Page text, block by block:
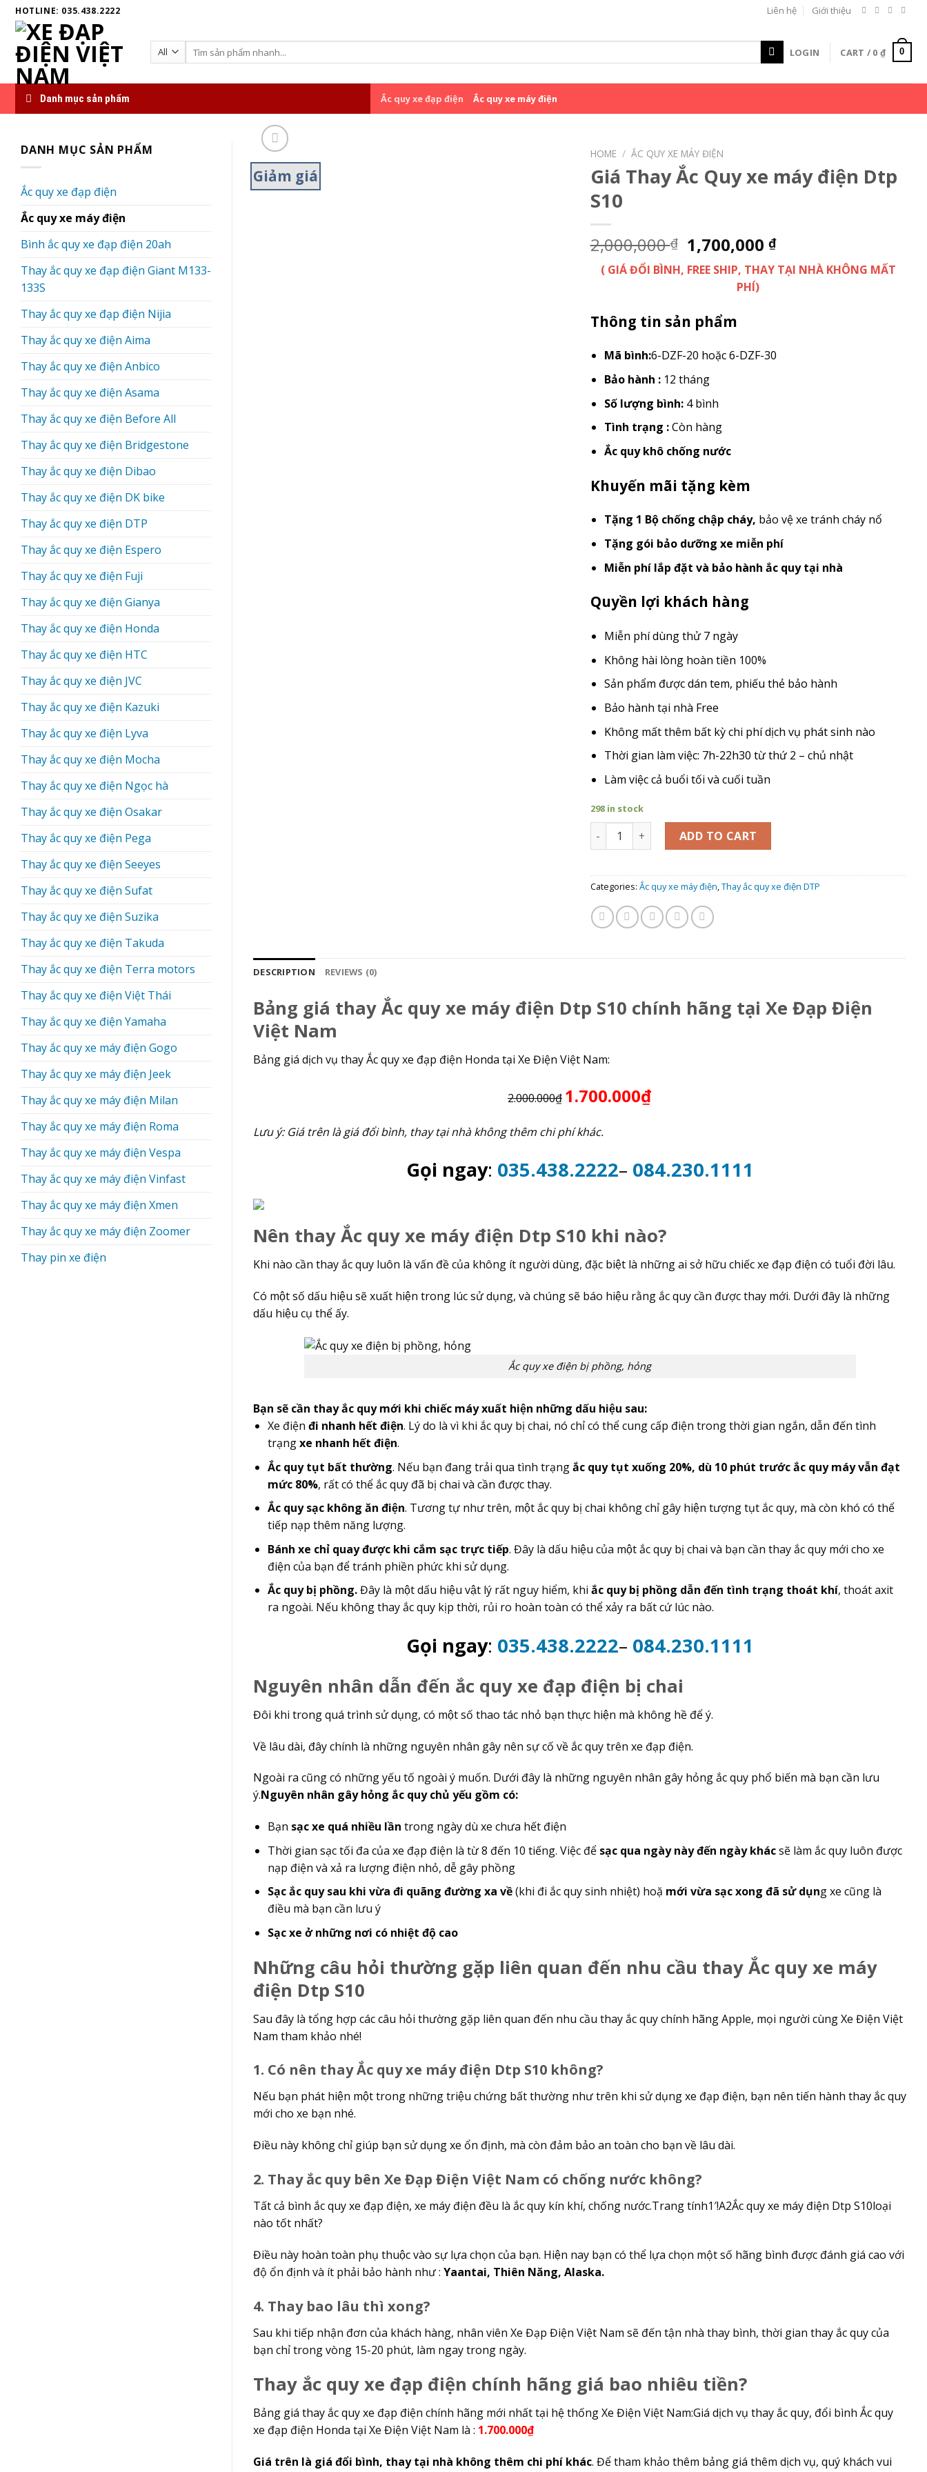
Skip
content
HOTLINE: 035.438.2222 Liên hệ Giới thiệu
Search
for:
LOGIN CART / 0 ₫ 0
Danh mục sản phẩm Ắc quy xe đạp điện Ắc quy xe máy điện
DANH MỤC SẢN PHẨM
Ắc quy xe đạp điện
Ắc quy xe máy điện
Bình ắc quy xe đạp điện 20ah
Thay ắc quy xe đạp điện Giant M133-
133S
Thay ắc quy xe đạp điện Nijia
Thay ắc quy xe điện Aima
Thay ắc quy xe điện Anbico
Thay ắc quy xe điện Asama
Thay ắc quy xe điện Before All
Thay ắc quy xe điện Bridgestone
Thay ắc quy xe điện Dibao
Thay ắc quy xe điện DK bike
Thay ắc quy xe điện DTP
Thay ắc quy xe điện Espero
Thay ắc quy xe điện Fuji
Thay ắc quy xe điện Gianya
Thay ắc quy xe điện Honda
Thay ắc quy xe điện HTC
Thay ắc quy xe điện JVC
Thay ắc quy xe điện Kazuki
Thay ắc quy xe điện Lyva
Thay ắc quy xe điện Mocha
Thay ắc quy xe điện Ngọc hà
Thay ắc quy xe điện Osakar
Thay ắc quy xe điện Pega
Thay ắc quy xe điện Seeyes
Thay ắc quy xe điện Sufat
Thay ắc quy xe điện Suzika
Thay ắc quy xe điện Takuda
Thay ắc quy xe điện Terra motors
Thay ắc quy xe điện Việt Thái
Thay ắc quy xe điện Yamaha
Thay ắc quy xe máy điện Gogo
Thay ắc quy xe máy điện Jeek
Thay ắc quy xe máy điện Milan
Thay ắc quy xe máy điện Roma
Thay ắc quy xe máy điện Vespa
Thay ắc quy xe máy điện Vinfast
Thay ắc quy xe máy điện Xmen
Thay ắc quy xe máy điện Zoomer
Thay pin xe điện
Giảm giá
HOME / ẮC QUY XE MÁY ĐIỆN
Giá Thay Ắc Quy xe máy điện Dtp
S10
2,000,000₫ 1,700,000 ₫
( GIÁ ĐỔI BÌNH, FREE SHIP, THAY TẠI NHÀ KHÔNG MẤT
PHÍ)
Thông tin sản phẩm
Mã bình:6-DZF-20 hoặc 6-DZF-30
Bảo hành : 12 tháng
Số lượng bình: 4 bình
Tình trạng :Còn hàng
Ắc quy khô chống nước
Khuyến mãi tặng kèm
Tặng 1 Bộ chống chập cháy, bảo vệ xe tránh cháy nổ
Tặng gói bảo dưỡng xe miễn phí
Miễn phí lắp đặt và bảo hành ắc quy tại nhà
Quyền lợi khách hàng
Miễn phí dùng thử 7 ngày
Không hài lòng hoàn tiền 100%
Sản phẩm được dán tem, phiếu thẻ bảo hành
Bảo hành tại nhà Free
Không mất thêm bất kỳ chi phí dịch vụ phát sinh nào
Thời gian làm việc: 7h-22h30 từ thứ 2 – chủ nhật
Làm việc cả buổi tối và cuối tuần
298 in stock
Giá Thay Ắc Quy xe máy điện Dtp S10 quantity
ADD TO CART
Categories: Ắc quy xe máy điện,Thay ắc quy xe điện DTP
DESCRIPTION REVIEWS (0)
Bảng giá thay Ắc quy xe máy điện Dtp S10 chính hãng tại Xe Đạp Điện
Việt Nam
Bảng giá dịch vụ thay Ắc quy xe đạp điện Honda tại Xe Điện Việt Nam:
2.000.000₫ 1.700.000₫
Lưu ý: Giá trên là giá đổi bình, thay tại nhà không thêm chi phí khác.
Gọi ngay: 035.438.2222– 084.230.1111
Nên thay Ắc quy xe máy điện Dtp S10 khi nào?
Khi nào cần thay ắc quy luôn là vấn đề của không ít người dùng, đặc biệt là những ai sở hữu chiếc xe đạp điện có tuổi đời lâu.
Có một số dấu hiệu sẽ xuất hiện trong lúc sử dụng, và chúng sẽ báo hiệu rằng ắc quy cần được thay mới. Dưới đây là những
dấu hiệu cụ thể ấy.
Ắc quy xe điện bị phồng, hỏng
Bạn sẽ cần thay ắc quy mới khi chiếc máy xuất hiện những dấu hiệu sau:
Xe điện đi nhanh hết điện. Lý do là vì khi ắc quy bị chai, nó chỉ có thể cung cấp điện trong thời gian ngắn, dẫn đến tình
trạngxe nhanh hết điện.
Ắc quy tụt bất thường. Nếu bạn đang trải qua tình trạngắc quy tụt xuống 20%, dù 10 phút trước ắc quy máy vẫn đạt
mức 80%, rất có thể ắc quy đã bị chai và cần được thay.
Ắc quy sạc không ăn điện. Tương tự như trên, một ắc quy bị chai không chỉ gây hiện tượng tụt ắc quy, mà còn khó có thể
tiếp nạp thêm năng lượng.
Bánh xe chỉ quay được khi cắm sạc trực tiếp. Đây là dấu hiệu của một ắc quy bị chai và bạn cần thay ắc quy mới cho xe
điện của bạn để tránh phiền phức khi sử dụng.
Ắc quy bị phồng.Đây là một dấu hiệu vật lý rất nguy hiểm, khi ắc quy bị phồng dẫn đến tình trạng thoát khí, thoát axit
ra ngoài. Nếu không thay ắc quy kịp thời, rủi ro hoàn toàn có thể xảy ra bất cứ lúc nào.
Gọi ngay: 035.438.2222– 084.230.1111
Nguyên nhân dẫn đến ắc quy xe đạp điện bị chai
Đôi khi trong quá trình sử dụng, có một số thao tác nhỏ bạn thực hiện mà không hề để ý.
Về lâu dài, đây chính là những nguyên nhân gây nên sự cố về ắc quy trên xe đạp điện.
Ngoài ra cũng có những yếu tố ngoài ý muốn. Dưới đây là những nguyên nhân gây hỏng ắc quy phổ biến mà bạn cần lưu
ý.Nguyên nhân gây hỏng ắc quy chủ yếu gồm có:
Bạn sạc xe quá nhiều lần trong ngày dù xe chưa hết điện
Thời gian sạc tối đa của xe đạp điện là từ 8 đến 10 tiếng. Việc đểsạc qua ngày này đến ngày khácsẽ làm ắc quy luôn được
nạp điện và xả ra lượng điện nhỏ, dễ gây phồng
Sạc ắc quy sau khi vừa đi quãng đường xa về(khi đi ắc quy sinh nhiệt) hoặ mới vừa sạc xong đã sử dụng xe cũng là
điều mà bạn cần lưu ý
Sạc xe ở những nơi có nhiệt độ cao
Những câu hỏi thường gặp liên quan đến nhu cầu thay Ắc quy xe máy
điện Dtp S10
Sau đây là tổng hợp các câu hỏi thường gặp liên quan đến nhu cầu thay ắc quy chính hãng Apple, mọi người cùng Xe Điện Việt
Nam tham khảo nhé!
1. Có nên thay Ắc quy xe máy điện Dtp S10 không?
Nếu bạn phát hiện một trong những triệu chứng bất thường như trên khi sử dụng xe đạp điện, bạn nên tiến hành thay ắc quy
mới cho xe bạn nhé.
Điều này không chỉ giúp bạn sử dụng xe ổn định, mà còn đảm bảo an toàn cho bạn về lâu dài.
2. Thay ắc quy bên Xe Đạp Điện Việt Nam có chống nước không?
Tất cả bình ắc quy xe đạp điện, xe máy điện đều là ắc quy kín khí, chống nước.Trang tính1′!A2Ắc quy xe máy điện Dtp S10loại
nào tốt nhất?
Điều này hoàn toàn phụ thuộc vào sự lựa chọn của bạn. Hiện nay bạn có thể lựa chọn một số hãng bình được đánh giá cao với
độ ổn định và ít phải bảo hành như : Yaantai, Thiên Năng, Alaska.
4. Thay bao lâu thì xong?
Sau khi tiếp nhận đơn của khách hàng, nhân viên Xe Đạp Điện Việt Nam sẽ đến tận nhà thay bình, thời gian thay ắc quy của
bạn chỉ trong vòng 15-20 phút, làm ngay trong ngày.
Thay ắc quy xe đạp điện chính hãng giá bao nhiêu tiền?
Bảng giá thay ắc quy xe đạp điện chính hãng mới nhất tại hệ thống Xe Điện Việt Nam:Giá dịch vụ thay ắc quy, đổi bình Ắc quy
xe đạp điện Honda tại Xe Điện Việt Nam là : 1.700.000₫
Giá trên là giá đổi bình, thay tại nhà không thêm chi phí khác. Để tham khảo thêm bảng giá thêm dịch vụ, quý khách vui